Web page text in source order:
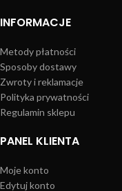
INFORMACJE
Metody płatności
Sposoby dostawy
Zwroty i reklamacje
Polityka prywatności
Regulamin sklepu
PANEL KLIENTA
Moje konto
Edytuj konto